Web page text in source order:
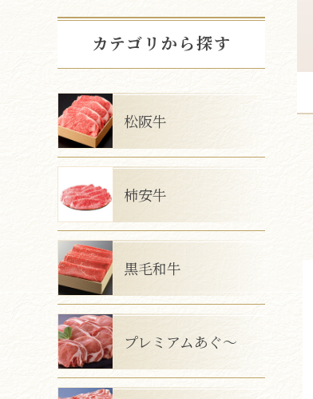
カテゴリから探す
松阪牛
柿安牛
黒毛和牛
プレミアムあぐ～